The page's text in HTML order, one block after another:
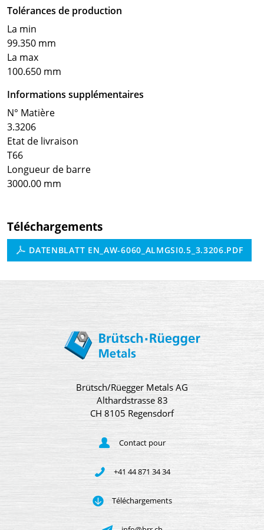
Tolérances de production
La min
99.350 mm
La max
100.650 mm
Informations supplémentaires
N° Matière
3.3206
Etat de livraison
T66
Longueur de barre
3000.00 mm
Téléchargements
DATENBLATT EN_AW-6060_ALMGSI0.5_3.3206.PDF
Brütsch/Rüegger Metals AG
Althardstrasse 83
CH 8105 Regensdorf
Contact pour
+41 44 871 34 34
Téléchargements